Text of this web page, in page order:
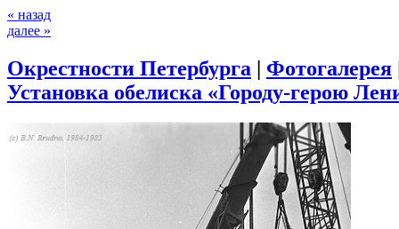
« назад
далее »
Окрестности Петербурга | Фотогалерея
Установка обелиска «Городу-герою